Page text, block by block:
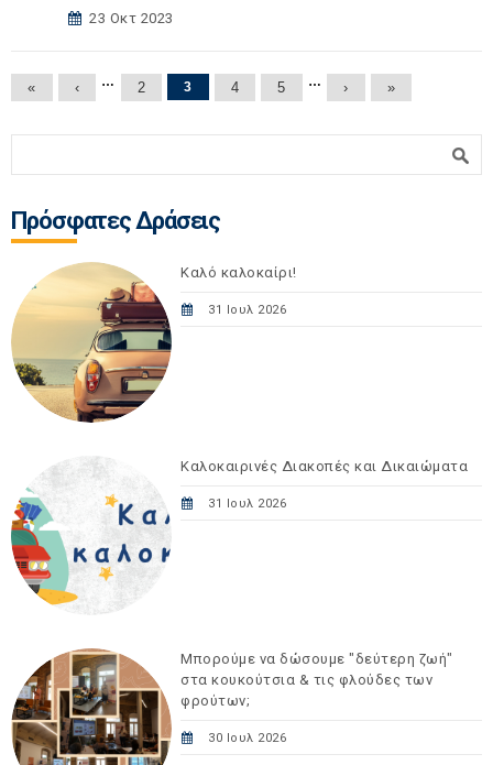
23 Οκτ 2023
Σελίδες
« ‹ … 2 3 4 5 … › »
Πρόσφατες Δράσεις
Καλό καλοκαίρι!
31 Ιουλ 2026
Καλοκαιρινές Διακοπές και Δικαιώματα
31 Ιουλ 2026
Μπορούμε να δώσουμε "δεύτερη ζωή"
στα κουκούτσια & τις φλούδες των
φρούτων;
30 Ιουλ 2026